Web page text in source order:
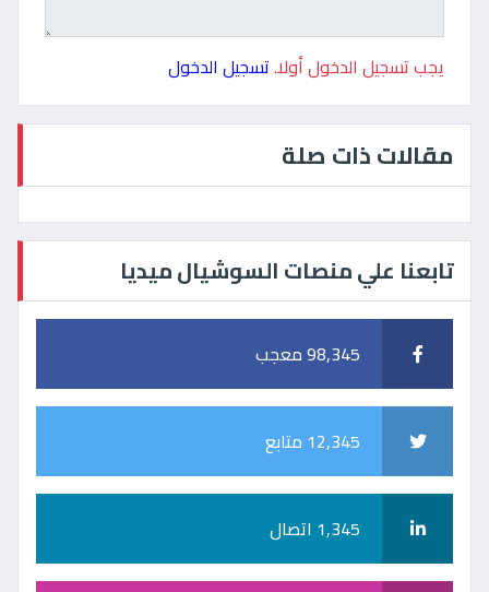
يجب تسجيل الدخول أولا.تسجيل الدخول
مقالات ذات صلة
تابعنا علي منصات السوشيال ميديا
98,345 معجب
12,345 متابع
1,345 اتصال